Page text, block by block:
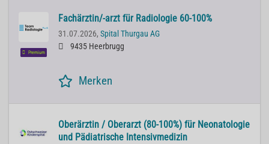
Premium
Fachärztin/-arzt für Radiologie 60-100%
31.07.2026, Spital Thurgau AG
9435 Heerbrugg
Merken
Oberärztin / Oberarzt (80-100%) für Neonatologie
und Pädiatrische Intensivmedizin